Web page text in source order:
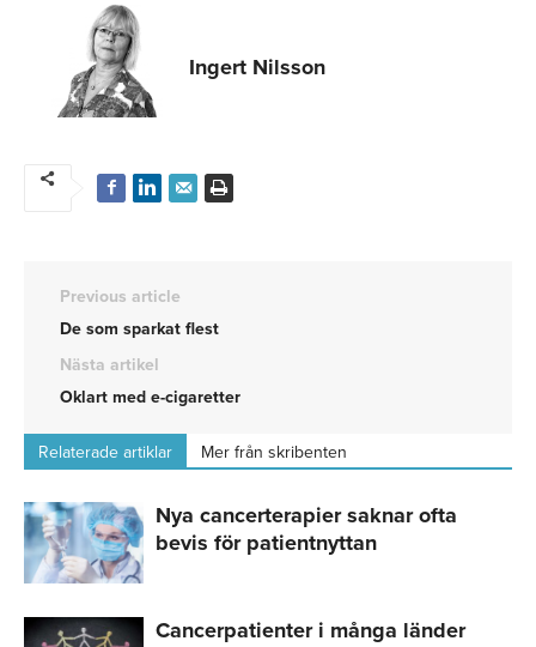
Ingert Nilsson
Previous article
De som sparkat flest
Nästa artikel
Oklart med e-cigaretter
Relaterade artiklar Mer från skribenten
Nya cancerterapier saknar ofta
bevis för patientnyttan
Cancerpatienter i många länder